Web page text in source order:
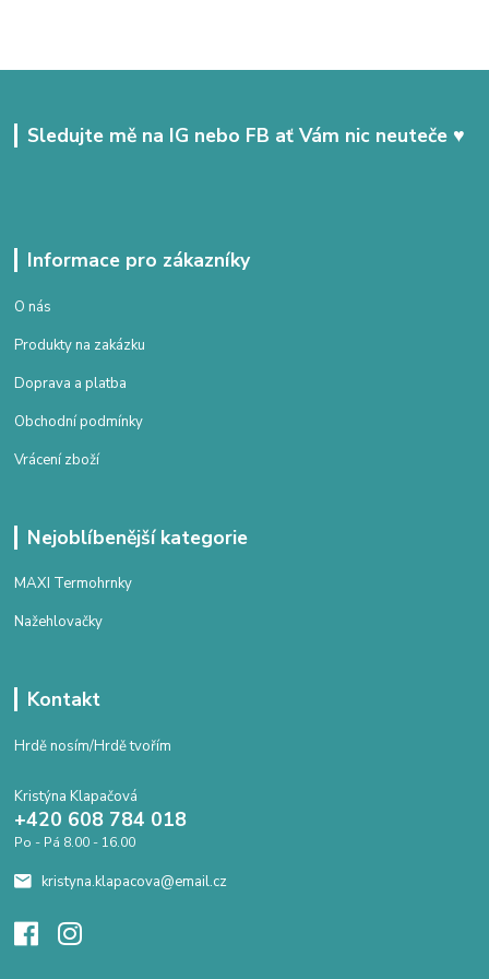
Sledujte mě na IG nebo FB ať Vám nic neuteče ♥
Informace pro zákazníky
O nás
Produkty na zakázku
Doprava a platba
Obchodní podmínky
Vrácení zboží
Nejoblíbenější kategorie
MAXI Termohrnky
Nažehlovačky
Kontakt
Hrdě nosím/Hrdě tvořím
Kristýna Klapačová
+420 608 784 018
Po - Pá 8.00 - 16.00
kristyna.klapacova@email.cz